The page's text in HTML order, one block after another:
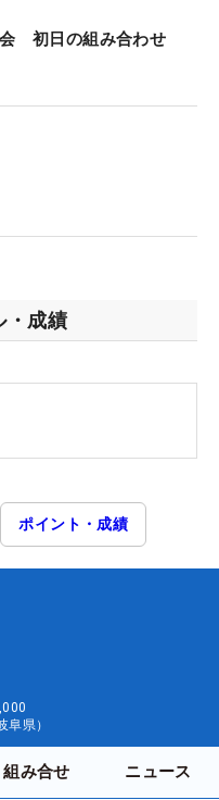
会 初日の組み合わせ
・成績
ポイント・成績
県）
組み合せ ニュース